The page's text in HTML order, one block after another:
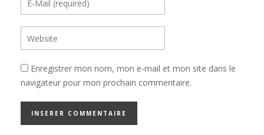
Enregistrer mon nom, mon e-mail et mon site dans le
navigateur pour mon prochain commentaire.